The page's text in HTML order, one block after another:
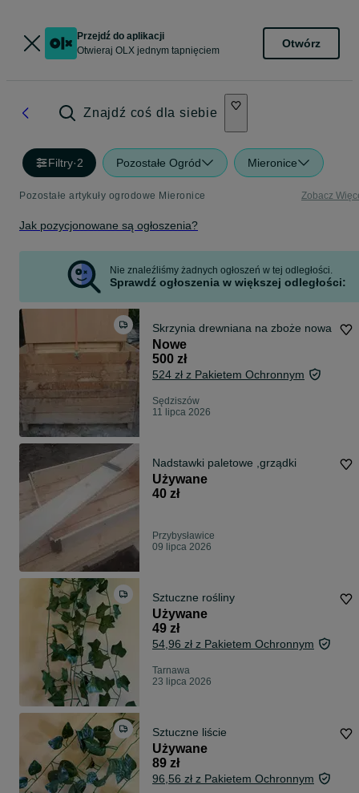
Przejdź do aplikacji
Otwieraj OLX jednym tapnięciem
Otwórz
Znajdź coś dla siebie
Filtry·2 Pozostałe Ogród Mieronice
Pozostałe artykuły ogrodowe Mieronice Zobacz
Jak pozycjonowane są ogłoszenia?
Nie znaleźliśmy żadnych ogłoszeń w tej odległości.
Sprawdź ogłoszenia w większej odległości:
Skrzynia drewniana na zboże nowa
Nowe
500 zł
524 zł z Pakietem Ochronnym
Sędziszów
11 lipca 2026
Nadstawki paletowe ,grządki
Używane
40 zł
Przybysławice
09 lipca 2026
Sztuczne rośliny
Używane
49 zł
54,96 zł z Pakietem Ochronnym
Tarnawa
23 lipca 2026
Sztuczne liście
Używane
89 zł
96,56 zł z Pakietem Ochronnym